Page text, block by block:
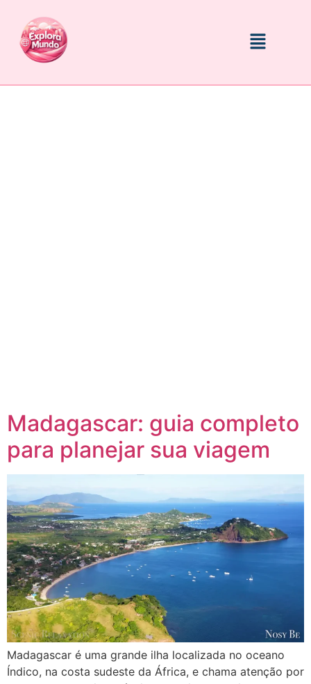
Madagascar: guia completo
para planejar sua viagem
Madagascar é uma grande ilha localizada no oceano
Índico, na costa sudeste da África, e chama atenção por